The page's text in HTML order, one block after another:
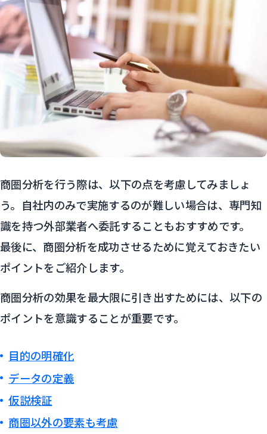
商圏分析を行う際は、以下の点を考慮してみましょ
う。自社内のみで実施するのが難しい場合は、専門知
識を持つ外部業者へ委託することもおすすめです。
最後に、商圏分析を成功させるために覚えておきたい
ポイントをご紹介します。
商圏分析の効果を最大限に引き出すためには、以下の
ポイントを意識することが重要です。
目的の明確化
データの定義
仮説検証
商圏以外の要素も考慮